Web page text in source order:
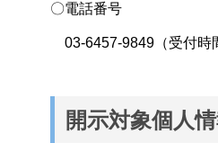
〇電話番号
03-6457-9849（受付時
開示対象個人